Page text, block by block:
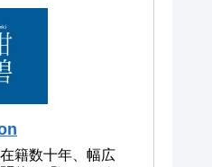
籍数十年、幅広